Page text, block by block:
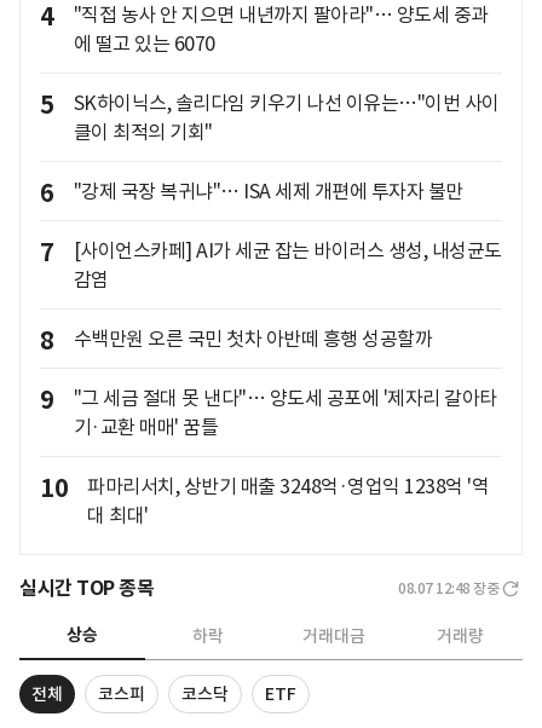
4
"직접 농사 안 지으면 내년까지 팔아라"… 양도세 중과
에 떨고 있는 6070
5
SK하이닉스, 솔리다임 키우기 나선 이유는…"이번 사이
클이 최적의 기회"
6 "강제 국장 복귀냐"… ISA 세제 개편에 투자자 불만
7
[사이언스카페] AI가 세균 잡는 바이러스 생성, 내성균도
감염
8 수백만원 오른 국민 첫차 아반떼 흥행 성공할까
9
"그 세금 절대 못 낸다"… 양도세 공포에 '제자리 갈아타
기·교환 매매' 꿈틀
10
파마리서치, 상반기 매출 3248억·영업익 1238억 '역
대 최대'
실시간 TOP 종목 08.07 12:48 장중
상승 하락 거래대금 거래량
전체 코스피 코스닥 ETF